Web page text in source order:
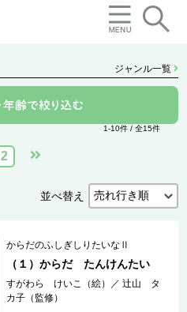
ジャンル一覧
1-10件 / 全15件
2
並べ替え
からだのふしぎしりたいなⅡ
（１）からだ たんけんたい
すがわら けいこ（絵） ／辻山 タ
カ子（監修）